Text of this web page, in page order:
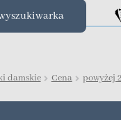
damskie Cena powyżej